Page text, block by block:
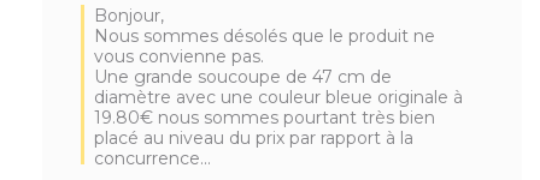
Bonjour,
Nous sommes désolés que le produit ne
vous convienne pas.
Une grande soucoupe de 47 cm de
diamètre avec une couleur bleue originale à
19.80€ nous sommes pourtant très bien
placé au niveau du prix par rapport à la
concurrence...